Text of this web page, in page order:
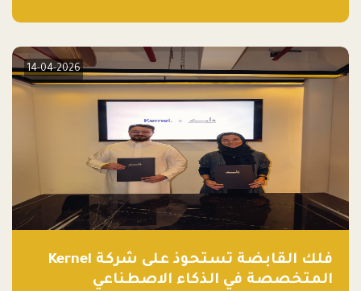
14-04-2026
فلك القابضة تستحوذ على شركة Kernel
المتخصصة في الذكاء الاصطناعي